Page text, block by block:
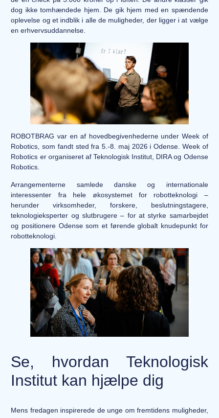
dog ikke tomhændede hjem. De gik hjem med en spændende
oplevelse og et indblik i alle de muligheder, der ligger i at vælge
en erhvervsuddannelse.
ROBOTBRAG var en af hovedbegivenhederne under Week of
Robotics, som fandt sted fra 5.-8. maj 2026 i Odense. Week of
Robotics er organiseret af Teknologisk Institut, DIRA og Odense
Robotics.
Arrangementerne samlede danske og internationale
interessenter fra hele økosystemet for robotteknologi –
herunder virksomheder, forskere, beslutningstagere,
teknologieksperter og slutbrugere – for at styrke samarbejdet
og positionere Odense som et førende globalt knudepunkt for
robotteknologi.
Se, hvordan Teknologisk
Institut kan hjælpe dig
Mens fredagen inspirerede de unge om fremtidens muligheder,